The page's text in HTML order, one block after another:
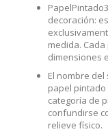
decoración:
medida.
dimensiones
El nombre
papel
categoría de
confundirse
relieve físico.